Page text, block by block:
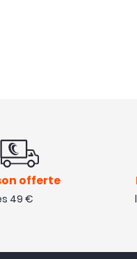
offerte
49 €